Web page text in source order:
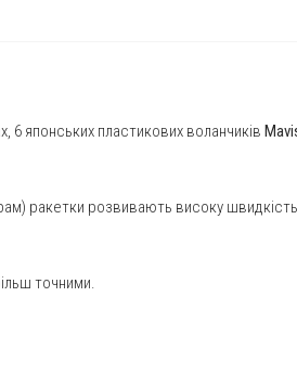
6 японських пластикових воланчиків
ракетки розвивають високу
точними.